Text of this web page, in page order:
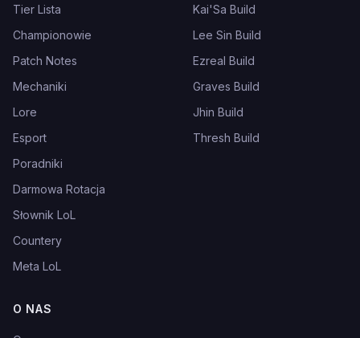
Tier Lista
Championowie
Patch Notes
Mechaniki
Lore
Esport
Poradniki
Darmowa Rotacja
Słownik LoL
Countery
Meta LoL
Kai'Sa Build
Lee Sin Build
Ezreal Build
Graves Build
Jhin Build
Thresh Build
O NAS